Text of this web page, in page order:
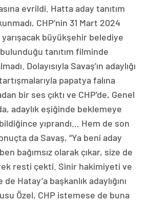
evrildi. Hatta aday tanıtım
CHP’nin 31 Mart 2024
büyükşehir belediye
tanıtım filminde
Dolayısıyla Savaş’ın adaylığı
papatya falına
bir ses çıktı ve CHP’de, Genel
adaylık eşiğinde beklemeye
yıprandı… Hem de son
da Savaş, “Ya beni aday
bağımsız olarak çıkar, size de
resti çekti. Sinir hakimiyeti ve
Hatay’a başkanlık adaylığını
Özel, CHP istemese de buna